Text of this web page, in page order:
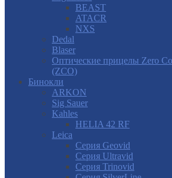
BEAST
ATACR
NXS
Dedal
Blaser
Оптические прицелы Zero
(ZCO)
Бинокли
ARKON
Sig Sauer
Kahles
HELIA 42 RF
Leica
Серия Geovid
Серия Ultravid
Серия Trinovid